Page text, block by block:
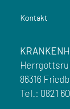
Kontakt
86316
Tel.: 0821